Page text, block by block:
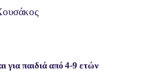
για παιδιά από 4-9 ετών